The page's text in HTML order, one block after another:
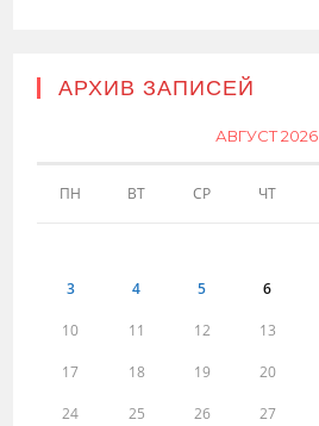
АРХИВ ЗАПИСЕЙ
АВГУСТ 2026
ПН ВТ СР ЧТ
3 4 5 6
10 11 12 13
17 18 19 20
24 25 26 27